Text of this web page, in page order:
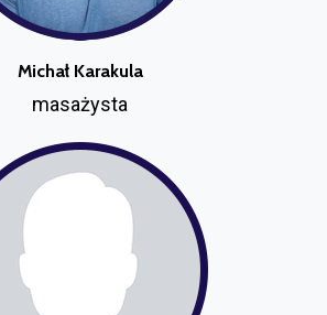
Michał Karakula
masażysta